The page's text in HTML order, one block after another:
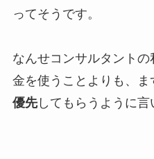
ってそうです。
なんせコンサルタント
金を使うことよりも、ま
優先してもらうように言